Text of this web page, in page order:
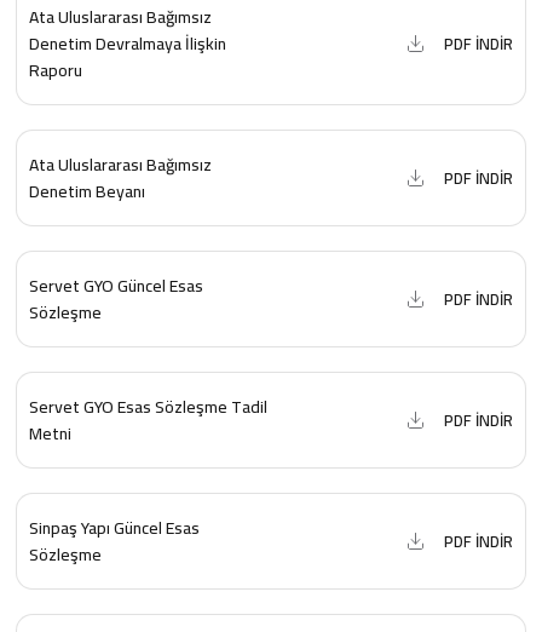
Ata Uluslararası Bağımsız
Denetim Devralmaya İlişkin
Raporu
PDF İNDİR
Ata Uluslararası Bağımsız
Denetim Beyanı
PDF İNDİR
Servet GYO Güncel Esas
Sözleşme
PDF İNDİR
Servet GYO Esas Sözleşme Tadil
Metni
PDF İNDİR
Sinpaş Yapı Güncel Esas
Sözleşme
PDF İNDİR